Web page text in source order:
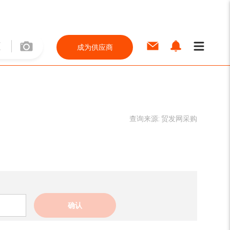
成为供应商
查询来源: 贸发网采购
确认